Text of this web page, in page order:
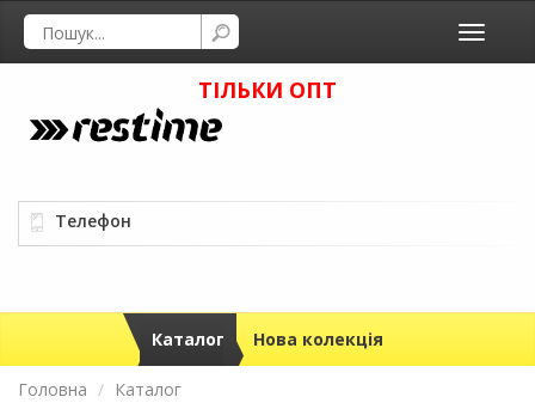
Toggle
ТІЛЬКИ ОПТ
Телефон
Каталог Нова колекція
Головна Каталог